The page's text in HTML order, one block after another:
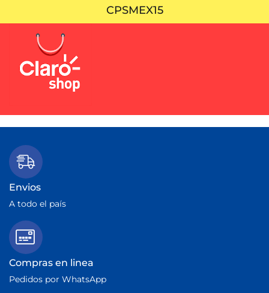
CPSMEX15
Envios
A todo el país
Compras en linea
Pedidos por WhatsApp